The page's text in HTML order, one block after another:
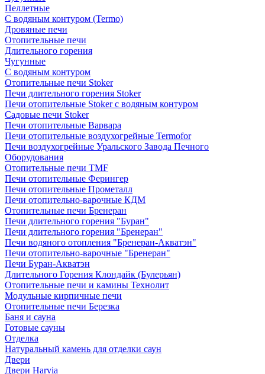
Пеллетные
С водяным контуром (Termo)
Дровяные печи
Отопительные печи
Длительного горения
Чугунные
C водяным контуром
Отопительные печи Stoker
Печи длительного горения Stoker
Печи отопительные Stoker с водяным контуром
Садовые печи Stoker
Печи отопительные Варвара
Печи отопительные воздухогрейные Termofor
Печи воздухогрейные Уральского Завода Печного
Оборудования
Отопительные печи TMF
Печи отопительные Ферингер
Печи отопительные Прометалл
Печи отопительно-варочные КДМ
Отопительные печи Бренеран
Печи длительного горения "Буран"
Печи длительного горения "Бренеран"
Печи водяного отопления "Бренеран-Акватэн"
Печи отопительно-варочные "Бренеран"
Печи Буран-Акватэн
Длительного Горения Клондайк (Булерьян)
Отопительные печи и камины Технолит
Модульные кирпичные печи
Отопительные печи Березка
Баня и сауна
Готовые сауны
Отделка
Натуральный камень для отделки саун
Двери
Двери Harvia